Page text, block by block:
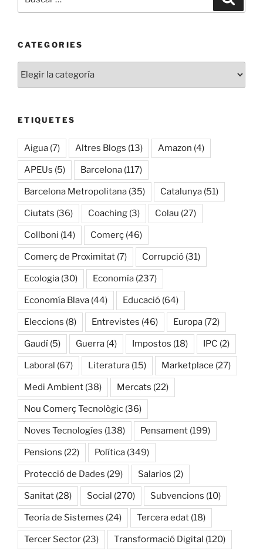
por:
CATEGORIES
ETIQUETES
Aigua (7) Altres Blogs (13) Amazon (4)
APEUs (5) Barcelona (117)
Barcelona Metropolitana (35) Catalunya (51)
Ciutats (36) Coaching (3) Colau (27)
Collboni (14) Comerç (46)
Comerç de Proximitat (7) Corrupció (31)
Ecologia (30) Economía (237)
Economía Blava (44) Educació (64)
Eleccions (8) Entrevistes (46) Europa (72)
Gaudí (5) Guerra (4) Impostos (18) IPC (2)
Laboral (67) Literatura (15) Marketplace (27)
Medi Ambient (38) Mercats (22)
Nou Comerç Tecnològic (36)
Noves Tecnologíes (138) Pensament (199)
Pensions (22) Política (349)
Protecció de Dades (29) Salarios (2)
Sanitat (28) Social (270) Subvencions (10)
Teoría de Sistemes (24) Tercera edat (18)
Tercer Sector (23) Transformació Digital (120)